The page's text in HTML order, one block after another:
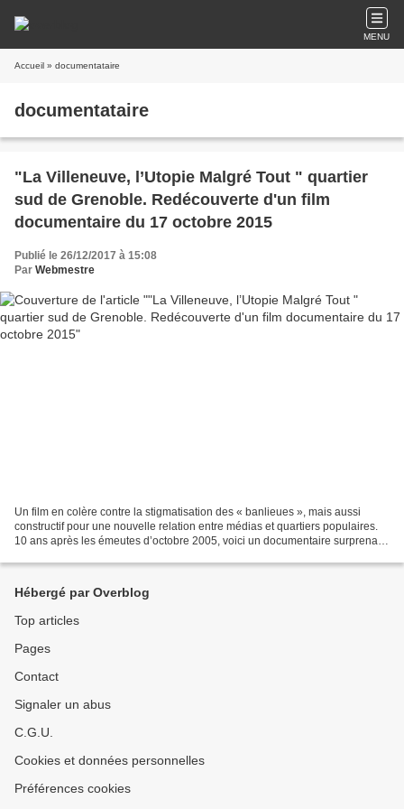
MENU
Accueil » documentataire
documentataire
"La Villeneuve, l’Utopie Malgré Tout " quartier
sud de Grenoble. Redécouverte d'un film
documentaire du 17 octobre 2015
Publié le 26/12/2017 à 15:08
Par Webmestre
Un film en colère contre la stigmatisation des « banlieues », mais aussi
constructif pour une nouvelle relation entre médias et quartiers populaires.
10 ans après les émeutes d’octobre 2005, voici un documentaire surprenant
Hébergé par Overblog
Top articles
Pages
Contact
Signaler un abus
C.G.U.
Cookies et données personnelles
Préférences cookies